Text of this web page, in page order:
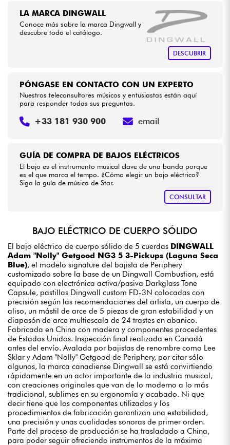
LA MARCA DINGWALL
Conoce más sobre la marca Dingwall y
descubre todo el catálogo.
DESCUBRIR
GUÍA DE COMPRA DE BAJOS ELÉCTRICOS
El bajo es el instrumento musical clave de una banda porque
es el que marca el tempo. ¿Cómo elegir un bajo eléctrico?
Siga la guía de música de Star.
CONSULTAR
PÓNGASE EN CONTACTO CON UN EXPERTO
Nuestros teleconsultores músicos y entusiastas están aquí
para responder todas sus preguntas.
+33 181 930 900 email
BAJO ELÉCTRICO DE CUERPO SÓLIDO
El bajo eléctrico de cuerpo sólido de 5 cuerdas DINGWALL
Adam "Nolly" Getgood NG3 5 3-Pickups (Laguna Seca
Blue), el modelo signature del bajista de Periphery
customizado sobre la base de un Dingwall Combustion, está
equipado con electrónica activa/pasiva Darkglass Tone
Capsule, pastillas Dingwall custom FD-3N colocadas con
precisión según las recomendaciones del artista, un cuerpo de
aliso, un mástil de arce de 5 piezas de gran estabilidad y un
diapasón de arce multiescala de 24 trastes en abanico.
Fabricada en China con madera y componentes procedentes
de Estados Unidos. Inspección final realizada en Canadá
antes del envío. Avalada por bajistas de renombre como Lee
Sklar y Adam "Nolly" Getgood de Periphery, por citar sólo
algunos, la marca canadiense Dingwall se está convirtiendo
rápidamente en un actor importante de la industria musical,
con creaciones originales que van de lo moderno a lo más
tradicional, sublimes en su ergonomía y acabado. Ni que
decir tiene que los componentes utilizados y los
procedimientos de fabricación garantizan una estabilidad,
una precisión y unas cualidades sonoras de primer orden.
Parte del proceso de producción se ha trasladado a China,
para poder seguir ofreciendo instrumentos de la máxima